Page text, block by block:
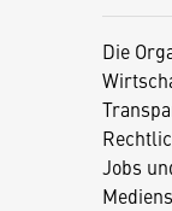
Die
Jobs